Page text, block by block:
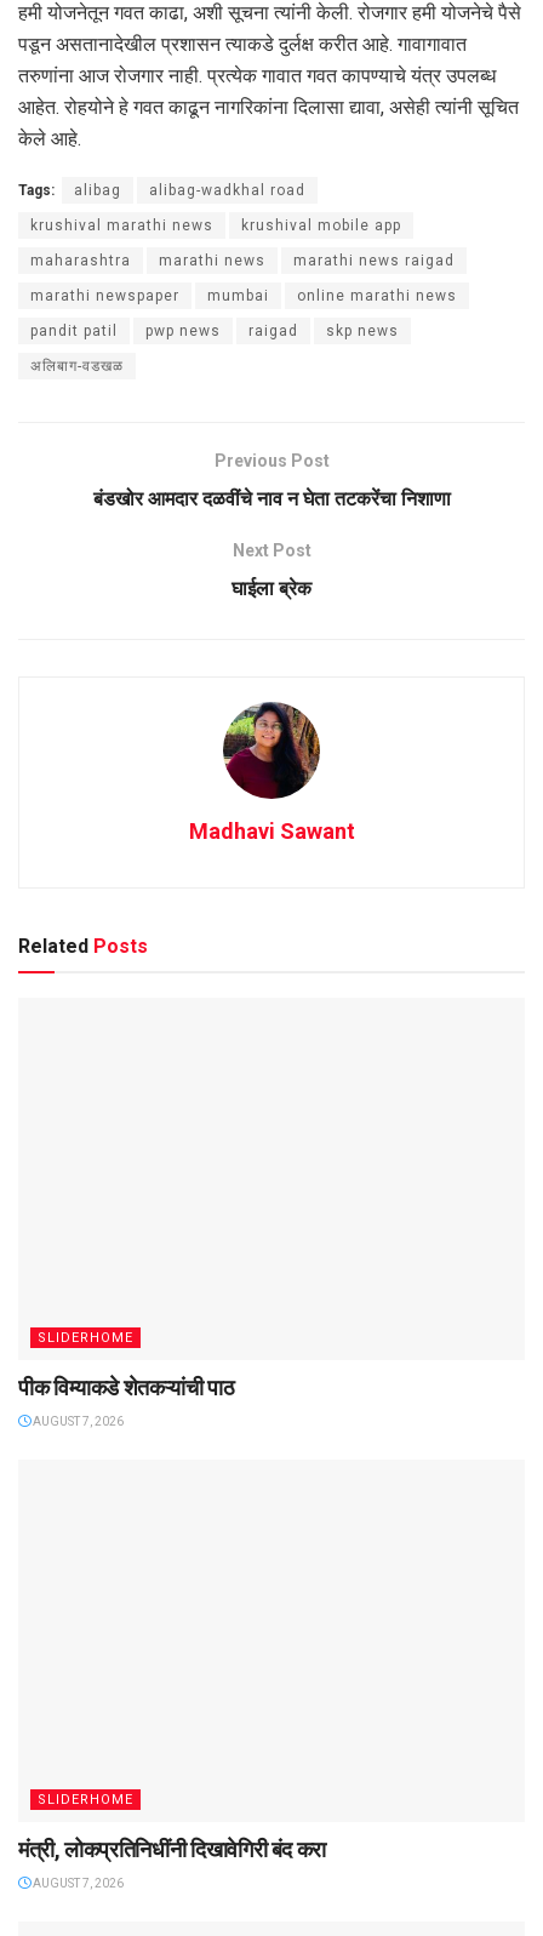
हमी योजनेतून गवत काढा, अशी सूचना त्यांनी केली. रोजगार हमी योजनेचे पैसे
पडून असतानादेखील प्रशासन त्याकडे दुर्लक्ष करीत आहे. गावागावात
तरुणांना आज रोजगार नाही. प्रत्येक गावात गवत कापण्याचे यंत्र उपलब्ध
आहेत. रोहयोने हे गवत काढून नागरिकांना दिलासा द्यावा, असेही त्यांनी सूचित
केले आहे.
Tags: alibag alibag-wadkhal road
krushival marathi news krushival mobile app
maharashtra marathi news marathi news raigad
marathi newspaper mumbai online marathi news
pandit patil pwp news raigad skp news
अलिबाग-वडखळ
Previous Post
बंडखोर आमदार दळवींचे नाव न घेता तटकरेंचा निशाणा
Next Post
घाईला ब्रेक
Madhavi Sawant
Related Posts
SLIDERHOME
पीक विम्याकडे शेतकऱ्यांची पाठ
AUGUST 7, 2026
SLIDERHOME
मंत्री, लोकप्रतिनिधींनी दिखावेगिरी बंद करा
AUGUST 7, 2026